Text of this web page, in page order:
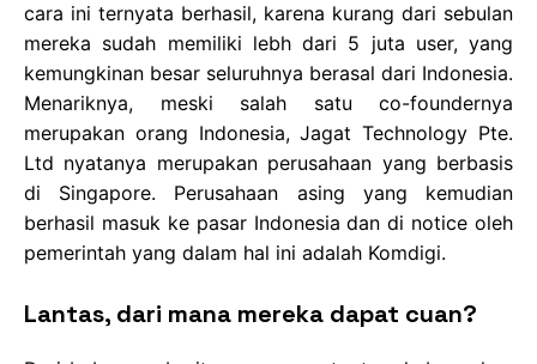
cara ini ternyata berhasil, karena kurang dari sebulan
mereka sudah memiliki lebh dari 5 juta user, yang
kemungkinan besar seluruhnya berasal dari Indonesia.
Menariknya, meski salah satu co-foundernya
merupakan orang Indonesia, Jagat Technology Pte.
Ltd nyatanya merupakan perusahaan yang berbasis
di Singapore. Perusahaan asing yang kemudian
berhasil masuk ke pasar Indonesia dan di notice oleh
pemerintah yang dalam hal ini adalah Komdigi.
Lantas, dari mana mereka dapat cuan?